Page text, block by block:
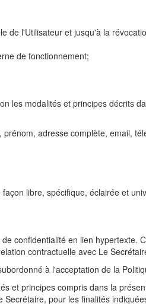
de l'Utilisateur et jusqu'à la
de fonctionnement;
les modalités et principes décrits
adresse complète, email,
libre, spécifique, éclairée et
confidentialité en lien hypertexte.
contractuelle avec Le
à l'acceptation de la
et principes compris dans la
pour les finalités